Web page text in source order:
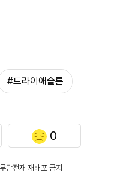
#트라이애슬론
0
전재·재배포 금지